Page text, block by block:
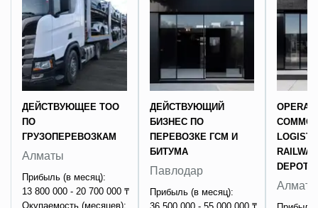
ДЕЙСТВУЮЩЕЕ ТОО
ПО
ГРУЗОПЕРЕВОЗКАМ
Алматы
Прибыль (в месяц):
13 800 000 - 20 700 000 ₸
Окупаемость (месяцев):
ДЕЙСТВУЮЩИЙ
БИЗНЕС ПО
ПЕРЕВОЗКЕ ГСМ И
БИТУМА
Павлодар
Прибыль (в месяц):
RAILWAY
DEPOT/